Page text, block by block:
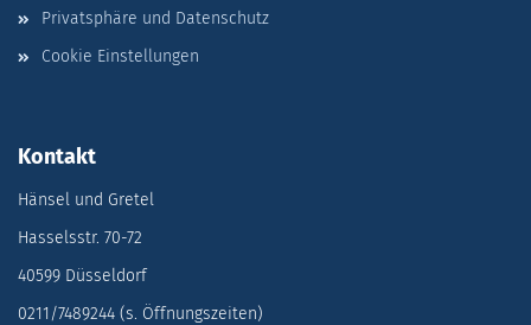
Privatsphäre und Datenschutz
Cookie Einstellungen
Kontakt
Hänsel und Gretel
Hasselsstr. 70-72
40599 Düsseldorf
0211/7489244 (s. Öffnungszeiten)